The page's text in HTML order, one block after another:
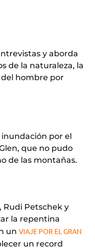
y aborda
de la naturaleza, la
hombre por
inundación por el
que no pudo
de las montañas.
Rudi Petschek y
la repentina
un VIAJE POR EL GRAN
un record